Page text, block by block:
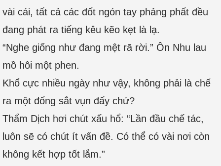
vài cái, tất cả các đốt ngón tay phảng phất đều
đang phát ra tiếng kêu kẽo kẹt là lạ.
“Nghe giống như đang mệt rã rời.” Ôn Nhu lau
mồ hôi một phen.
Khổ cực nhiều ngày như vậy, không phải là chế
ra một đống sắt vụn đấy chứ?
Thẩm Dịch hơi chút xấu hổ: “Lần đầu chế tác,
luôn sẽ có chút ít vấn đề. Có thể có vài nơi còn
không kết hợp tốt lắm.”